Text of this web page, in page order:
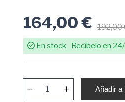
164,00 € 192,00
En stock Recíbelo en
Añadir a